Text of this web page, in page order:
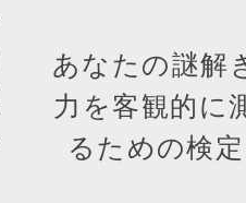
あなたの謎解
力を客観的に
るための検定